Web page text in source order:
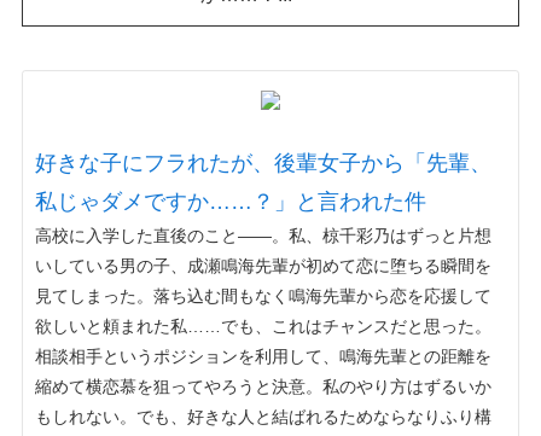
好きな子にフラれたが、後輩女子から「先輩、
私じゃダメですか……？」と言われた件
高校に入学した直後のこと――。私、椋千彩乃はずっと片想
いしている男の子、成瀬鳴海先輩が初めて恋に堕ちる瞬間を
見てしまった。落ち込む間もなく鳴海先輩から恋を応援して
欲しいと頼まれた私……でも、これはチャンスだと思った。
相談相手というポジションを利用して、鳴海先輩との距離を
縮めて横恋慕を狙ってやろうと決意。私のやり方はずるいか
もしれない。でも、好きな人と結ばれるためならなりふり構